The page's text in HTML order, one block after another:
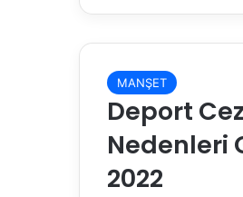
MANŞET
Deport
Nedenleri
2022